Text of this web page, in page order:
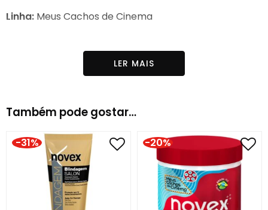
Linha: Meus Cachos de Cinema
LER MAIS
Também pode gostar…
-31% -20%